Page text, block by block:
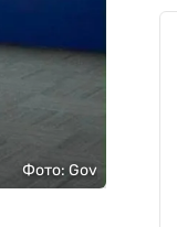
Фото: Gov